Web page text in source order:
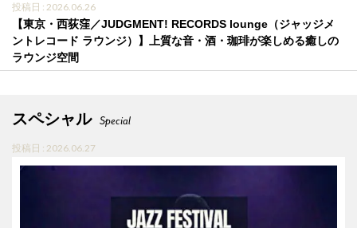
投稿日 : 2026.06.26
【東京・西荻窪／JUDGMENT! RECORDS lounge（ジャッジメ
ントレコード ラウンジ）】上質な音・酒・珈琲が楽しめる癒しの
ラウンジ空間
スペシャル Special
投稿日 : 2026.06.27